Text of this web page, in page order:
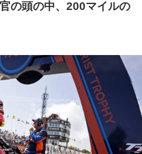
の頭の中、200マイルの